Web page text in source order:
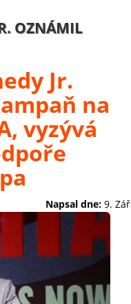
OZNÁMIL
Jr.
na
vyzývá
Napsal dne: 9.